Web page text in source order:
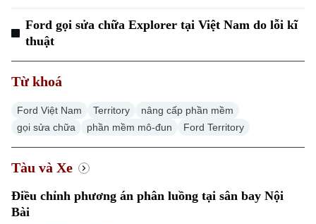
Ford gọi sửa chữa Explorer tại Việt Nam do lỗi kĩ
thuật
Từ khoá
Ford Việt Nam Territory
nâng cấp phần mềm
gọi sửa chữa
phần mềm mô-đun Ford Territory
Tàu và Xe
Điều chỉnh phương án phân luồng tại sân bay Nội
Bài